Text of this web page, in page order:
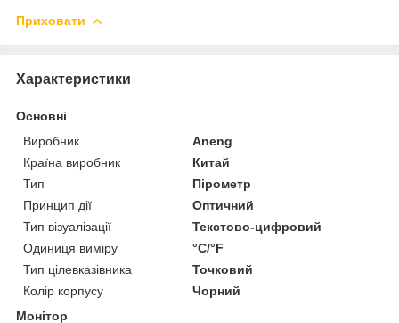
Приховати
Характеристики
Основні
Виробник
Aneng
Країна виробник
Китай
Тип
Пірометр
Принцип дії
Оптичний
Тип візуалізації
Текстово-цифровий
Одиниця виміру
°С/°F
Тип цілевказівника
Точковий
Колір корпусу
Чорний
Монітор